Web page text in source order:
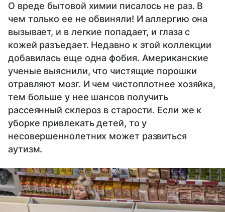
О вреде бытовой химии писалось не раз. В
чем только ее не обвиняли! И аллергию она
вызывает, и в легкие попадает, и глаза с
кожей разъедает. Недавно к этой коллекции
добавилась еще одна фобия. Американские
ученые выяснили, что чистящие порошки
отравляют мозг. И чем чистоплотнее хозяйка,
тем больше у нее шансов получить
рассеянный склероз в старости. Если же к
уборке привлекать детей, то у
несовершеннолетних может развиться
аутизм.